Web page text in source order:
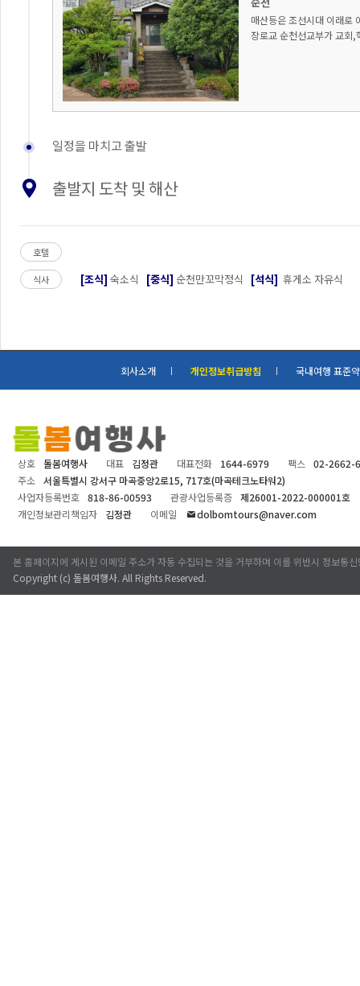
매산등은 조선시대 이래로
장로교 순천선교부가 교회
일정을 마치고 출발
출발지 도착 및 해산
호텔
식사 [조식] 숙소식 [중식] 순천만꼬막정식 [석식] 휴게소 자유식
회사소개 개인정보취급방침 국내여행 표준
상호 돌봄여행사 대표 김정관 대표전화 1644-6979 팩스
02-2662-
주소 서울특별시 강서구 마곡중앙2로15, 717호(마곡테크노타워2)
사업자등록번호 818-86-00593 관광사업등록증 제26001-2022-000001호
개인정보관리책임자
김정관 이메일 dolbomtours@naver.com
본 홈페이지에 게시된 이메일 주소가 자동 수집되는 것을 거부하며 이를 위반시 정보통
Copyright (c) 돌봄여행사. All Rights Reserved.